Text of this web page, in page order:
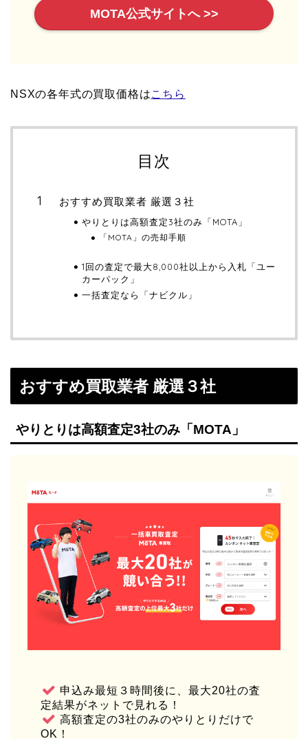
MOTA公式サイトへ >>
NSXの各年式の買取価格はこちら
目次
おすすめ買取業者 厳選３社
やりとりは高額査定3社のみ「MOTA」
「MOTA」の売却手順
1回の査定で最大8,000社以上から入札「ユー
カーパック」
一括査定なら「ナビクル」
おすすめ買取業者 厳選３社
やりとりは高額査定3社のみ「MOTA」
申込み最短３時間後に、最大20社の査
定結果がネットで見れる！
高額査定の3社のみのやりとりだけで
OK！